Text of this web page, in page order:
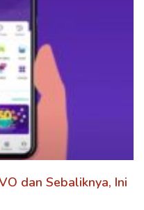
dan Sebaliknya, Ini